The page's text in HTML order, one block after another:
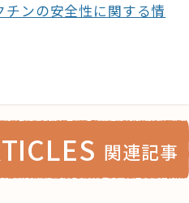
ンの安全性に関する情
関連記事